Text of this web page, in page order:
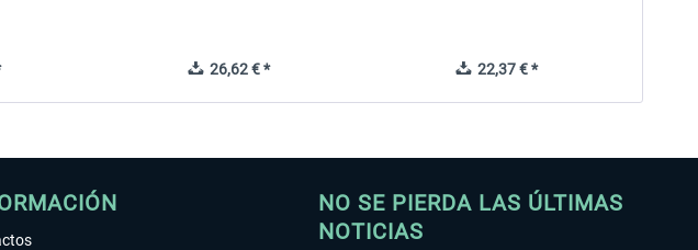
26,62 € * 22,37 € *
NO SE PIERDA LAS ÚLTIMAS
NOTICIAS